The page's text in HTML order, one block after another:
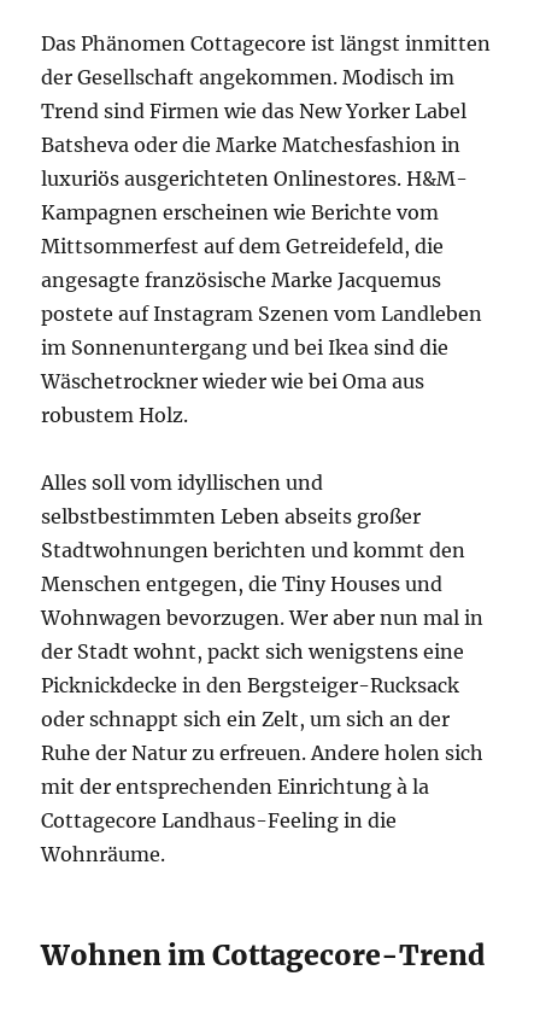
Das Phänomen Cottagecore ist längst inmitten
der Gesellschaft angekommen. Modisch im
Trend sind Firmen wie das New Yorker Label
Batsheva oder die Marke Matchesfashion in
luxuriös ausgerichteten Onlinestores. H&M-
Kampagnen erscheinen wie Berichte vom
Mittsommerfest auf dem Getreidefeld, die
angesagte französische Marke Jacquemus
postete auf Instagram Szenen vom Landleben
im Sonnenuntergang und bei Ikea sind die
Wäschetrockner wieder wie bei Oma aus
robustem Holz.
Alles soll vom idyllischen und
selbstbestimmten Leben abseits großer
Stadtwohnungen berichten und kommt den
Menschen entgegen, die Tiny Houses und
Wohnwagen bevorzugen. Wer aber nun mal in
der Stadt wohnt, packt sich wenigstens eine
Picknickdecke in den Bergsteiger-Rucksack
oder schnappt sich ein Zelt, um sich an der
Ruhe der Natur zu erfreuen. Andere holen sich
mit der entsprechenden Einrichtung à la
Cottagecore Landhaus-Feeling in die
Wohnräume.
Wohnen im Cottagecore-Trend